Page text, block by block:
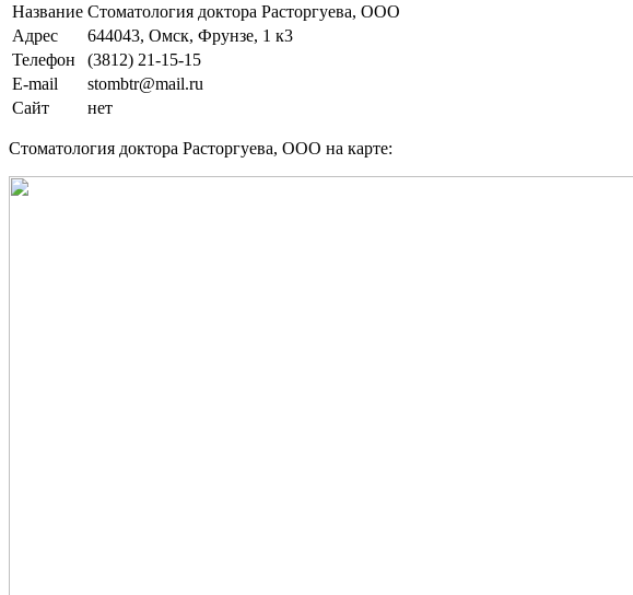
Название Стоматология доктора Расторгуева, ООО
Адрес
644043, Омск, Фрунзе, 1 к3
Телефон
(3812) 21-15-15
E-mail
stombtr@mail.ru
Сайт
нет
Стоматология доктора Расторгуева, ООО на карте: